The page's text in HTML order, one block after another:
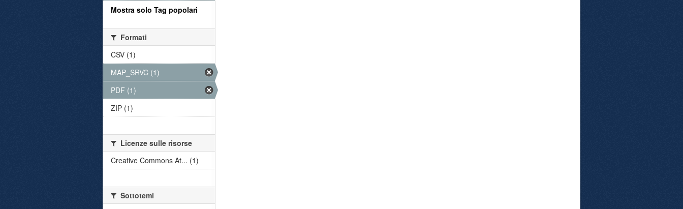
Mostra solo Tag popolari
Formati
CSV (1)
MAP_SRVC (1)
PDF (1)
ZIP (1)
Licenze sulle risorse
Creative Commons At... (1)
Sottotemi